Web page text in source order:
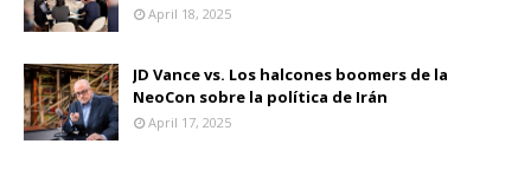
April 18, 2025
JD Vance vs. Los halcones boomers de la
NeoCon sobre la política de Irán
April 17, 2025